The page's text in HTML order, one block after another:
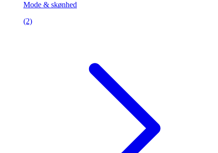
Mode & skønhed
(2)